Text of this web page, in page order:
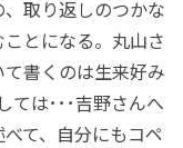
取り返しのつかな
とになる。丸山さ
書くのは生来好み
ては･･･吉野さんへ
て、自分にもコペ